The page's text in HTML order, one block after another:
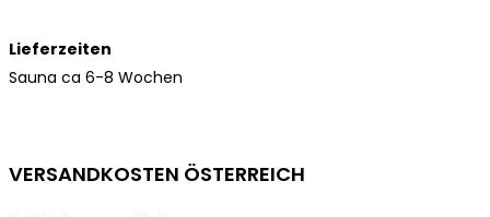
Lieferzeiten
Sauna ca 6-8 Wochen
VERSANDKOSTEN ÖSTERREICH